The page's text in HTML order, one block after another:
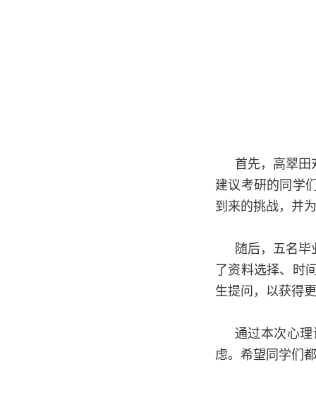
首先，高翠田
建议考研的同学
到来的挑战，并
随后，五名
了资料选择、时
生提问，以获得
通过本次心
虑。希望同学们